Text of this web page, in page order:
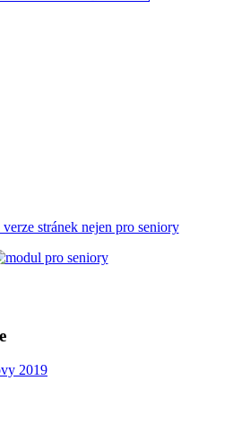
stránek nejen pro seniory